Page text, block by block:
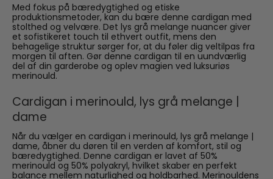
Med fokus på bæredygtighed og etiske
produktionsmetoder, kan du bære denne cardigan med
stolthed og velvære. Det lys grå melange nuancer giver
et sofistikeret touch til ethvert outfit, mens den
behagelige struktur sørger for, at du føler dig veltilpas fra
morgen til aften. Gør denne cardigan til en uundværlig
del af din garderobe og oplev magien ved luksuriøs
merinould.
Cardigan i merinould, lys grå melange |
dame
Når du vælger en cardigan i merinould, lys grå melange |
dame, åbner du døren til en verden af komfort, stil og
bæredygtighed. Denne cardigan er lavet af 50%
merinould og 50% polyakryl, hvilket skaber en perfekt
balance mellem naturlighed og holdbarhed. Merinouldens